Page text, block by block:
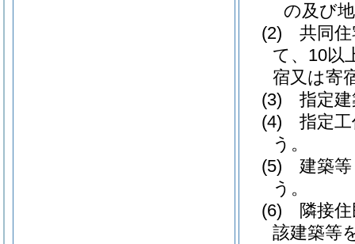
の及び
(2)
共同
て、10以
宿又は寄
(3)
指定
(4)
指定
う。
(5)
建築
う。
(6)
隣接
該建築等